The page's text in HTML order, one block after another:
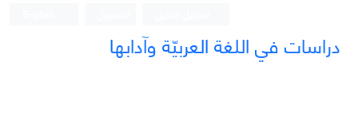
دراسات في اللغة العربيّة وآدابها